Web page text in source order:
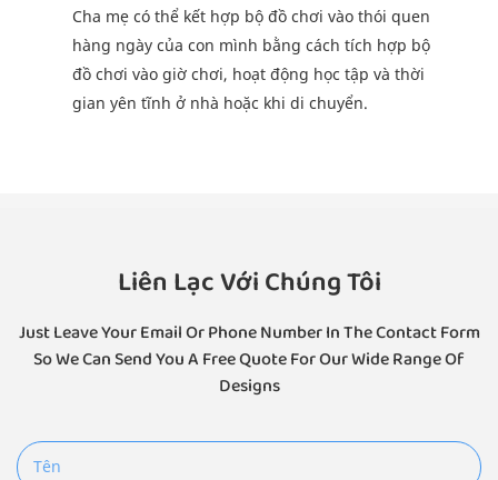
Cha mẹ có thể kết hợp bộ đồ chơi vào thói quen
hàng ngày của con mình bằng cách tích hợp bộ
đồ chơi vào giờ chơi, hoạt động học tập và thời
gian yên tĩnh ở nhà hoặc khi di chuyển.
Liên Lạc Với Chúng Tôi
Just Leave Your Email Or Phone Number In The Contact Form
So We Can Send You A Free Quote For Our Wide Range Of
Designs
Tên